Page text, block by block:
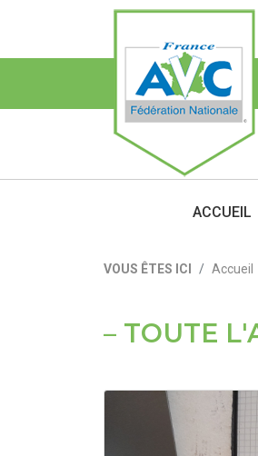
ACCUEIL
VOUS ÊTES ICI Accueil
TOUTE